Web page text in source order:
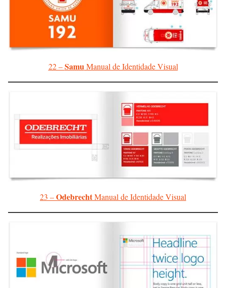
22 –Samu Manual de Identidade Visual
23 –OdebrechtManual de Identidade Visual